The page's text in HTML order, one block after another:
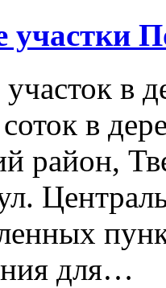
участки
в
в
район,
для…